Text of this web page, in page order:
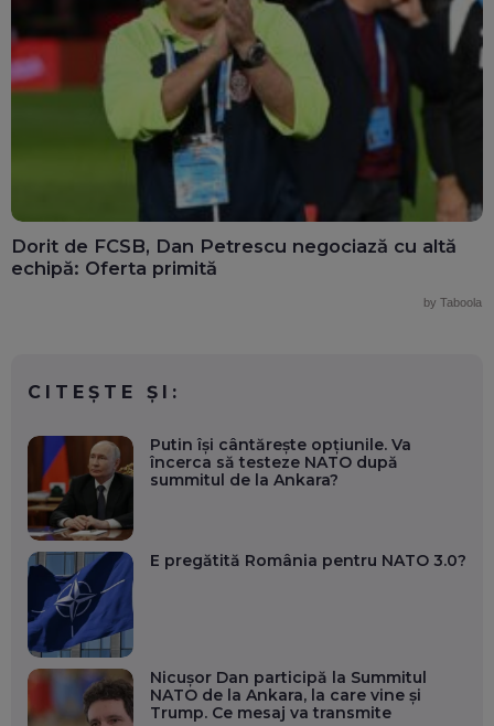
Dorit de FCSB, Dan Petrescu negociază cu altă
echipă: Oferta primită
by Taboola
CITEȘTE ȘI:
Putin își cântărește opțiunile. Va
încerca să testeze NATO după
summitul de la Ankara?
E pregătită România pentru NATO 3.0?
Nicușor Dan participă la Summitul
NATO de la Ankara, la care vine și
Trump. Ce mesaj va transmite